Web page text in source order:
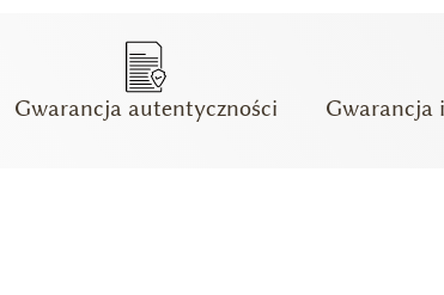
Gwarancja autentyczności Gwarancja